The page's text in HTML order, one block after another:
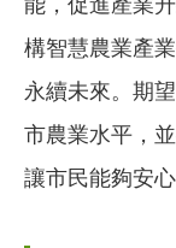
構智慧農業產
永續未來。期
市農業水平，
讓市民能夠安